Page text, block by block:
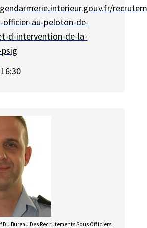
au-peloton-de-
d-intervention-de-la-
Du Bureau Des Recrutements Sous Officiers